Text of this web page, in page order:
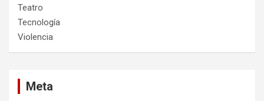
Teatro
Tecnología
Violencia
Meta